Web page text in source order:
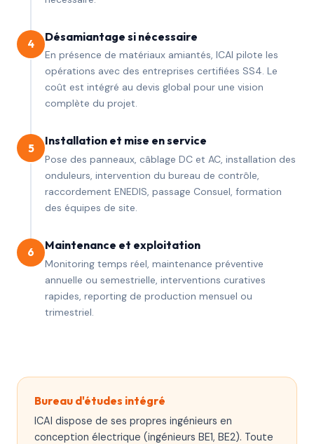
4
Désamiantage si nécessaire
En présence de matériaux amiantés, ICAI pilote les
opérations avec des entreprises certifiées SS4. Le
coût est intégré au devis global pour une vision
complète du projet.
5
Installation et mise en service
Pose des panneaux, câblage DC et AC, installation des
onduleurs, intervention du bureau de contrôle,
raccordement ENEDIS, passage Consuel, formation
des équipes de site.
6
Maintenance et exploitation
Monitoring temps réel, maintenance préventive
annuelle ou semestrielle, interventions curatives
rapides, reporting de production mensuel ou
trimestriel.
Bureau d'études intégré
ICAI dispose de ses propres ingénieurs en
conception électrique (ingénieurs BE1, BE2). Toute